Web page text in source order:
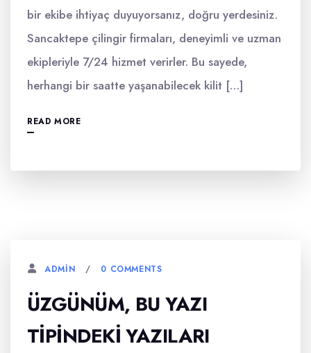
bir ekibe ihtiyaç duyuyorsanız, doğru yerdesiniz.
Sancaktepe çilingir firmaları, deneyimli ve uzman
ekipleriyle 7/24 hizmet verirler. Bu sayede,
herhangi bir saatte yaşanabilecek kilit […]
READ MORE
ADMIN 0 COMMENTS
ÜZGÜNÜM, BU YAZI
TIPINDEKI YAZILARI